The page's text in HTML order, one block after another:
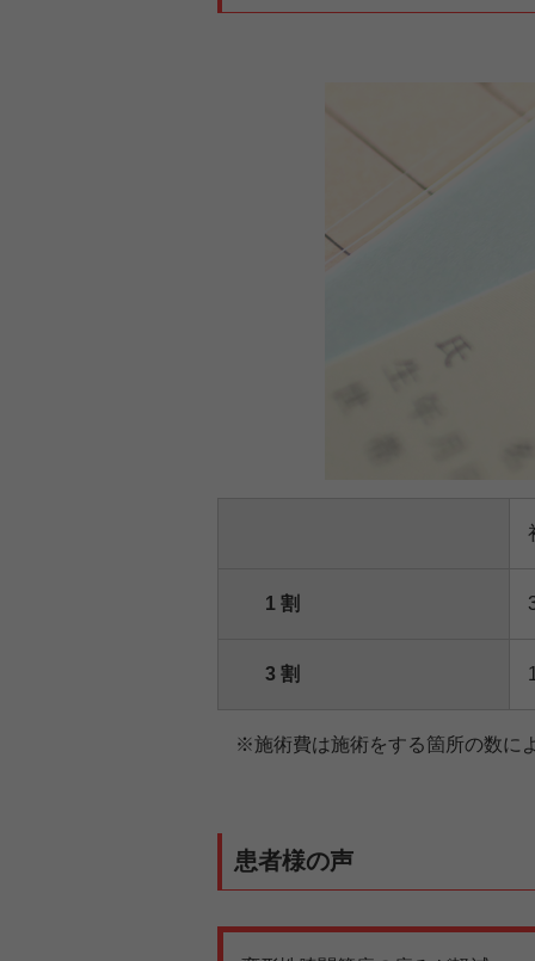
1 割
3 割
※施術費は施術をする箇所の数に
患者様の声